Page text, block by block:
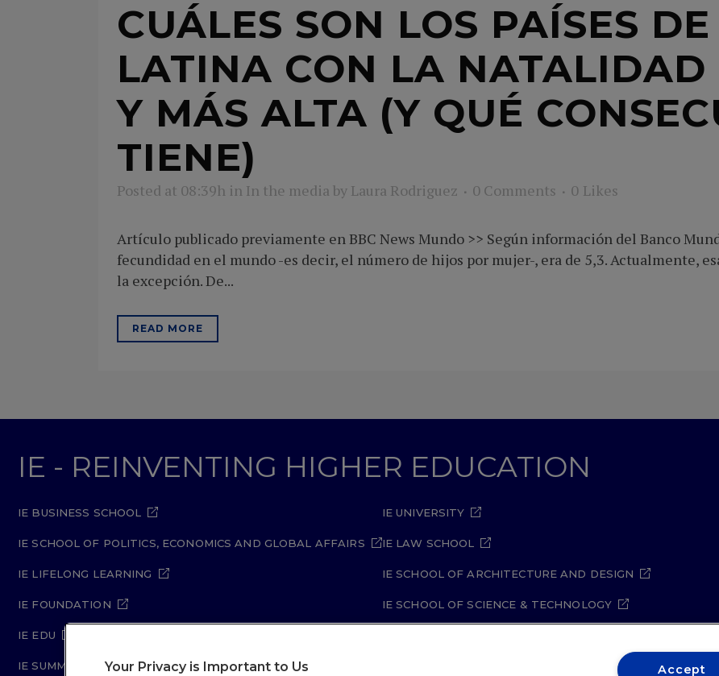
CUÁLES SON LOS PAÍSES
LATINA CON LA
Y MÁS ALTA (Y QUÉ
TIENE)
Posted at 08:39h in In the media by Laura Rodriguez 0 Comments 0 Likes
Artículo publicado previamente en BBC News Mundo >> Según información del Banco
fecundidad en el mundo -es decir, el número de hijos por mujer-, era de 5,3. Actualmente,
la excepción. De...
READ MORE
IE - REINVENTING HIGHER EDUCATION
IE BUSINESS SCHOOL
IE SCHOOL OF POLITICS, ECONOMICS AND GLOBAL AFFAIRS
IE LIFELONG LEARNING
IE FOUNDATION
IE EDU
IE SUMMER SCHOOL
IE UNIVERSITY
IE LAW SCHOOL
IE SCHOOL OF ARCHITECTURE AND DESIGN
IE SCHOOL OF SCIENCE & TECHNOLOGY
Your Privacy is Important to Us Accept